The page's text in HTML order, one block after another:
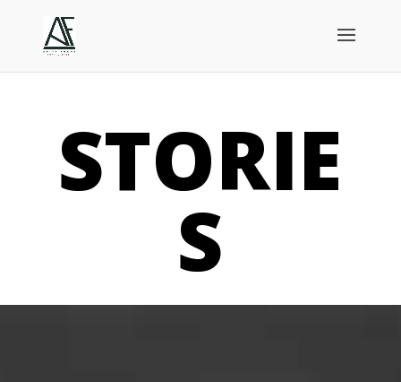
STORIE
S